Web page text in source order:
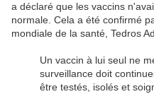
a déclaré que les vaccins
normale. Cela a été confirmé
mondiale de la santé, Tedros
Un vaccin à lui seul ne
surveillance doit
être testés, isolés et